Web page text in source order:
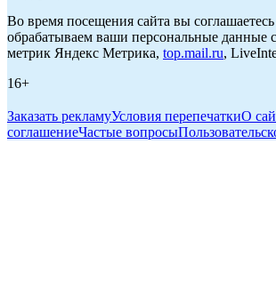
Во время посещения сайта вы
обрабатываем ваши персональные данные
метрик Яндекс Метрика, top.mail.ru,
16+
Заказать рекламуУсловия перепечаткиО
соглашениеЧастые вопросы